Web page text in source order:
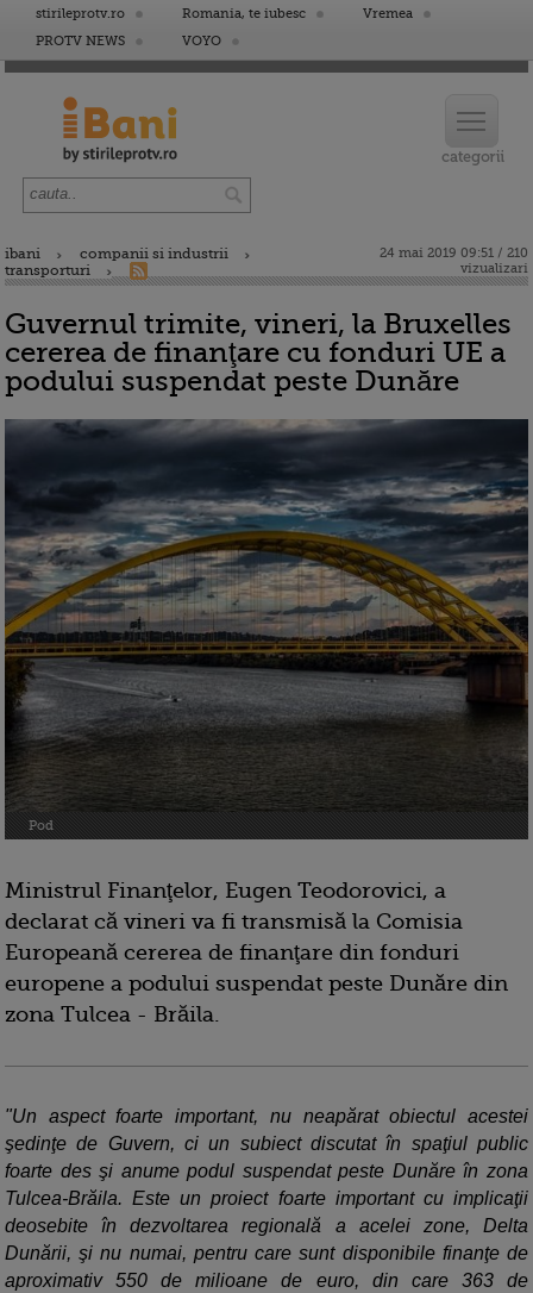
stirileprotv.ro Romania, te iubesc
Vremea
PROTV NEWS
VOYO
ibani
companii si industrii
transporturi
24 mai 2019 09:51 / 210
vizualizari
Guvernul trimite, vineri, la Bruxelles
cererea de finanţare cu fonduri UE a
podului suspendat peste Dunăre
Pod
Ministrul Finanţelor, Eugen Teodorovici, a
declarat că vineri va fi transmisă la Comisia
Europeană cererea de finanţare din fonduri
europene a podului suspendat peste Dunăre din
zona Tulcea - Brăila.
"Un aspect foarte important, nu neapărat obiectul acestei
şedinţe de Guvern, ci un subiect discutat în spaţiul public
foarte des şi anume podul suspendat peste Dunăre în zona
Tulcea-Brăila. Este un proiect foarte important cu implicaţii
deosebite în dezvoltarea regională a acelei zone, Delta
Dunării, şi nu numai, pentru care sunt disponibile finanţe de
aproximativ 550 de milioane de euro, din care 363 de